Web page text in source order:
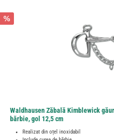
%
Waldhausen Zăbală Kimblewick
bărbie, gol 12,5 cm
Realizat din oțel inoxidabil